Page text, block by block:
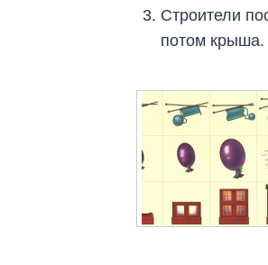
Строители
потом крыша.